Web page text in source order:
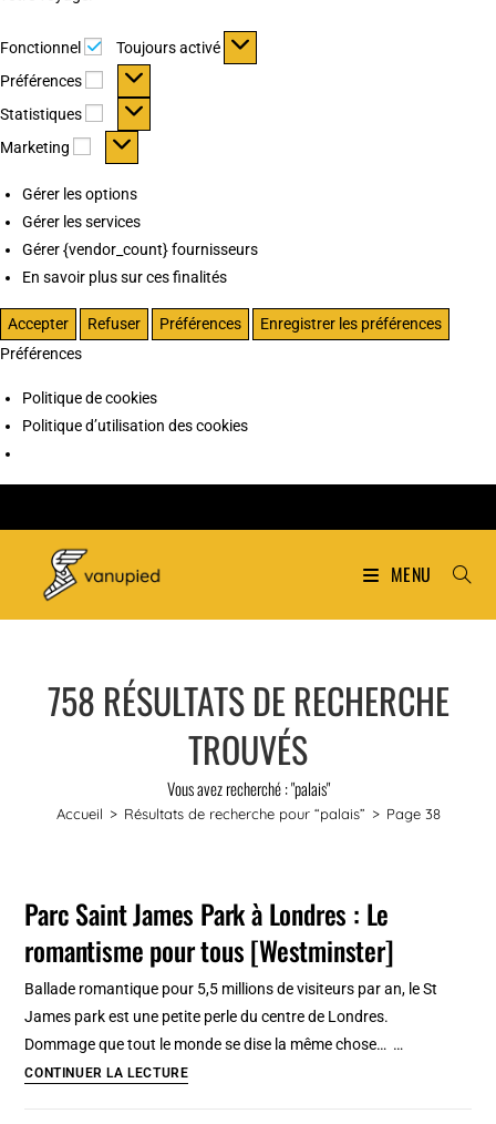
Fonctionnel Fonctionnel
Toujours activé
Préférences
Préférences
Statistiques Statistiques
Marketing Marketing
Gérer les options
Gérer les services
Gérer {vendor_count} fournisseurs
En savoir plus sur ces finalités
Accepter Refuser Préférences
Enregistrer les préférences
Préférences
Politique de cookies
Politique d’utilisation des cookies
MENU
758 RÉSULTATS DE RECHERCHE
TROUVÉS
Vous avez recherché : "palais"
Accueil > Résultats de recherche pour“palais” > Page 38
Parc Saint James Park à Londres : Le
romantisme pour tous [Westminster]
Ballade romantique pour 5,5 millions de visiteurs par an, le St
James park est une petite perle du centre de Londres.
Dommage que tout le monde se dise la même chose… …
CONTINUER LA LECTUREParc